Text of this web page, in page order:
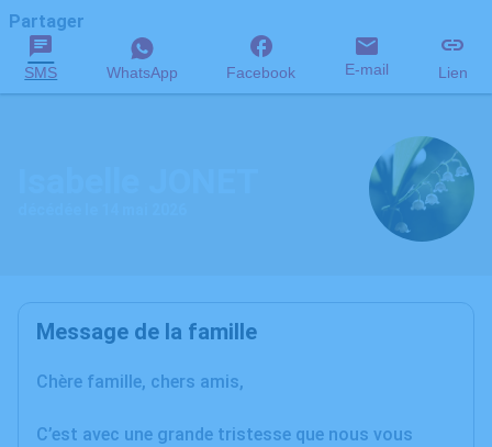
Partager
SMS WhatsApp Facebook E-mail Lien
Message de la famille
Chère famille, chers amis,
C’est avec une grande tristesse que nous vous